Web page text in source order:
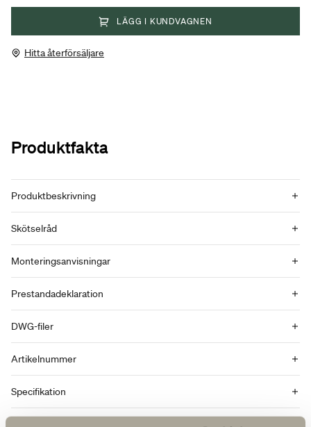
LÄGG I KUNDVAGNEN
Hitta återförsäljare
Produktfakta
Produktbeskrivning
Skötselråd
Monteringsanvisningar
Prestandadeklaration
DWG-filer
Artikelnummer
Specifikation